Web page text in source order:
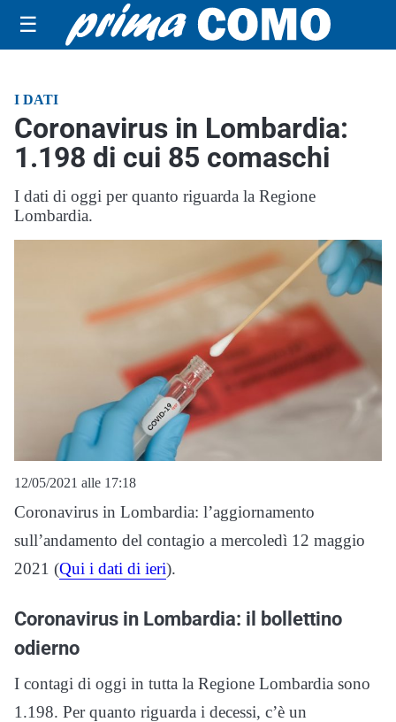
☰
I DATI
Coronavirus in Lombardia:
1.198 di cui 85 comaschi
I dati di oggi per quanto riguarda la Regione
Lombardia.
12/05/2021 alle 17:18
Coronavirus in Lombardia: l’aggiornamento
sull’andamento del contagio a mercoledì 12 maggio
2021 (Qui i dati di ieri).
Coronavirus in Lombardia: il bollettino
odierno
I contagi di oggi in tutta la Regione Lombardia sono
1.198. Per quanto riguarda i decessi, c’è un